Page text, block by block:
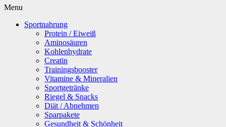
Menu
Sportnahrung
Protein / Eiweiß
Aminosäuren
Kohlenhydrate
Creatin
Trainingsbooster
Vitamine & Mineralien
Sportgetränke
Riegel & Snacks
Diät / Abnehmen
Sparpakete
Gesundheit & Schönheit